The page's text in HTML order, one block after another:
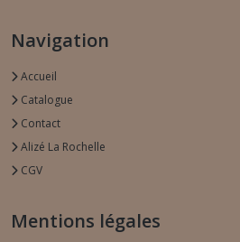
Navigation
Accueil
Catalogue
Contact
Alizé La Rochelle
CGV
Mentions légales